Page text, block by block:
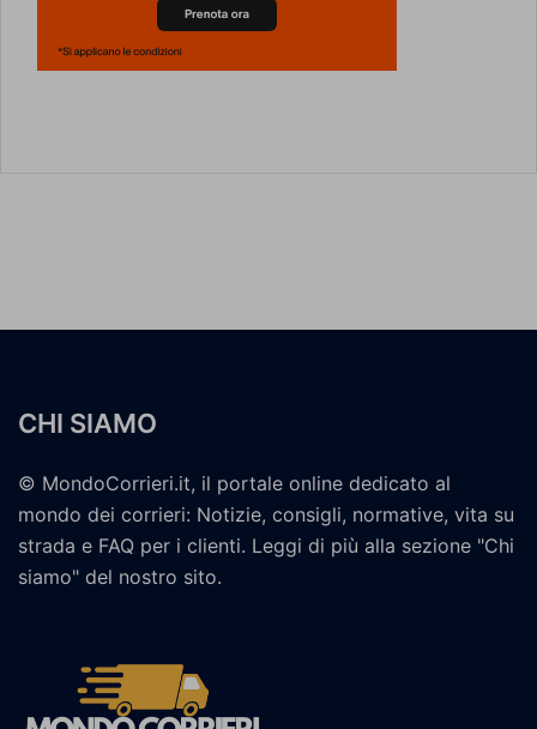
CHI SIAMO
© MondoCorrieri.it, il portale online dedicato al
mondo dei corrieri: Notizie, consigli, normative, vita su
strada e FAQ per i clienti. Leggi di più alla sezione "Chi
siamo" del nostro sito.